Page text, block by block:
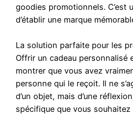
goodies promotionnels. C’est
d’établir une marque
La solution parfaite pour les
Offrir un cadeau personnalisé
montrer que vous avez
personne qui le reçoit. Il ne
d’un objet, mais d’une
spécifique que vous souhaitez